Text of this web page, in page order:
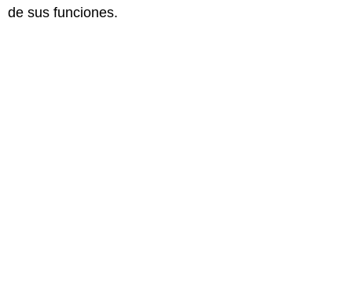
de sus funciones.